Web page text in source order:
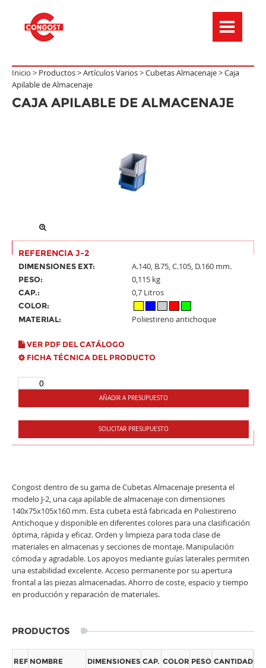
Inicio > Productos>Artículos Varios>Cubetas Almacenaje>Caja
Apilable de Almacenaje
CAJA APILABLE DE ALMACENAJE
REFERENCIA J-2
DIMENSIONES EXT: A.140, B.75, C.105, D.160 mm.
PESO: 0,115 kg
CAP.: 0,7 Litros
COLOR:
MATERIAL:
Poliestireno antichoque
VER PDF DEL CATÁLOGO
FICHA TÉCNICA DEL PRODUCTO
AÑADIR A PRESUPUESTO
SOLICITAR PRESUPUESTO
Congost dentro de su gama de Cubetas Almacenaje presenta el
modelo J-2, una caja apilable de almacenaje con dimensiones
140x75x105x160 mm. Esta cubeta está fabricada en Poliestireno
Antichoque y disponible en diferentes colores para una clasificación
óptima, rápida y eficaz. Orden y limpieza para toda clase de
materiales en almacenas y secciones de montaje. Manipulación
cómoda y agradable. Los apoyos mediante guías laterales permiten
una estabilidad excelente. Acceso permanente por su apertura
frontal a las piezas almacenadas. Ahorro de coste, espacio y tiempo
en producción y reparación de materiales.
PRODUCTOS
REF NOMBRE
DIMENSIONES CAP. COLOR PESO CANTIDAD